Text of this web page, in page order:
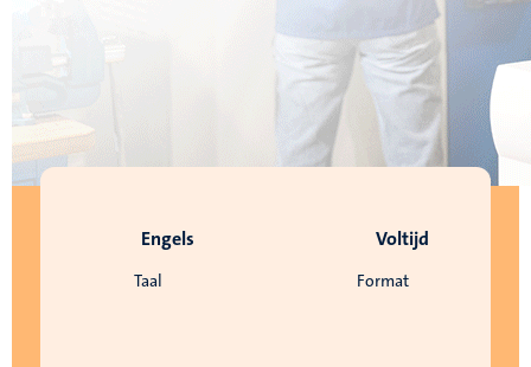
Taal
Engels
Format
Voltijd